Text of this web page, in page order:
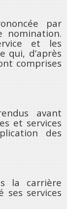
par
nomination.
et les
qui, d’après
comprises
avant
et services
des
la carrière
ses services